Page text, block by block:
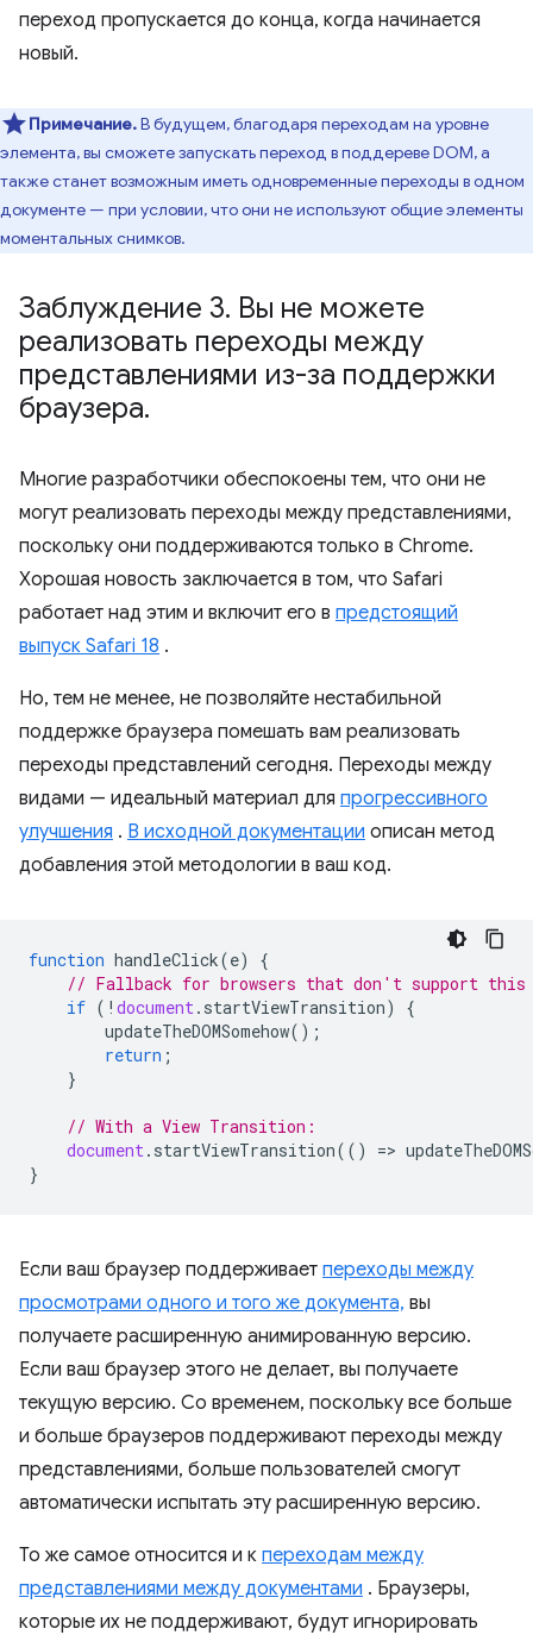
переход пропускается до конца, когда начинается
новый.
Примечание.В будущем, благодаря переходам на уровне
элемента, вы сможете запускать переход в поддереве DOM, а
также станет возможным иметь одновременные переходы в одном
документе — при условии, что они не используют общие элементы
моментальных снимков.
Заблуждение 3. Вы не можете
реализовать переходы между
представлениями из-за поддержки
браузера.
Многие разработчики обеспокоены тем, что они не
могут реализовать переходы между представлениями,
поскольку они поддерживаются только в Chrome.
Хорошая новость заключается в том, что Safari
работает над этим и включит его в предстоящий
выпуск Safari 18 .
Но, тем не менее, не позволяйте нестабильной
поддержке браузера помешать вам реализовать
переходы представлений сегодня. Переходы между
видами — идеальный материал для прогрессивного
улучшения . В исходной документации описан метод
добавления этой методологии в ваш код.
function handleClick(e)
{
// Fallback for browsers that don't support this
if ( ! document. startViewTransition)
{
updateTheDOMSomehow();
return ;
}
// With a View Transition:
document. startViewTransition(() =>
}
Если ваш браузер поддерживает переходы между
просмотрами одного и того же документа, вы
получаете расширенную анимированную версию.
Если ваш браузер этого не делает, вы получаете
текущую версию. Со временем, поскольку все больше
и больше браузеров поддерживают переходы между
представлениями, больше пользователей смогут
автоматически испытать эту расширенную версию.
То же самое относится и к переходам между
представлениями между документами . Браузеры,
которые их не поддерживают, будут игнорировать